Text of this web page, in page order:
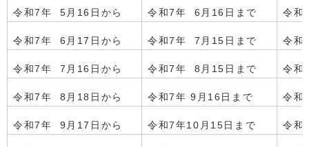
令和7年 5月16日から 令和7年 6月16日まで 令和
令和7年 6月17日から 令和7年 7月15日まで 令和
令和7年 7月16日から 令和7年 8月15日まで 令和
令和7年 8月18日から 令和7年 9月16日まで 令和
令和7年 9月17日から 令和7年10月15日まで 令和